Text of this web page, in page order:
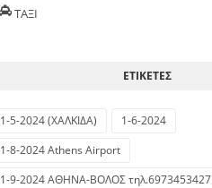
ΤΑΞΙ
ΕΤΙΚΕΤΕΣ
1-5-2024 (ΧΑΛΚΙΔΑ)
1-6-2024
1-8-2024 Athens Airport
1-9-2024 ΑΘΗΝΑ-ΒΟΛΟΣ τηλ.6973453427